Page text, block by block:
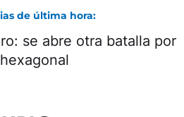
de última hora:
se abre otra batalla por